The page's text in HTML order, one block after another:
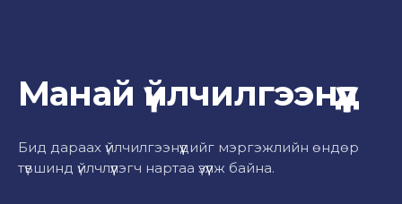
Манай үйлчилгээнүүд
Бид дараах үйлчилгээнүүдийг мэргэжлийн өндөр
түвшинд үйлчлүүлэгч нартаа үзүүлж байна.